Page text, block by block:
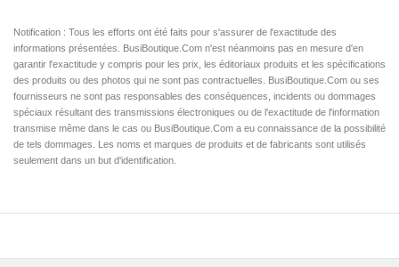
Notification : Tous les efforts ont été faits pour s'assurer de l'exactitude des
informations présentées. BusiBoutique.Com n'est néanmoins pas en mesure d'en
garantir l'exactitude y compris pour les prix, les éditoriaux produits et les spécifications
des produits ou des photos qui ne sont pas contractuelles. BusiBoutique.Com ou ses
fournisseurs ne sont pas responsables des conséquences, incidents ou dommages
spéciaux résultant des transmissions électroniques ou de l'exactitude de l'information
transmise même dans le cas ou BusiBoutique.Com a eu connaissance de la possibilité
de tels dommages. Les noms et marques de produits et de fabricants sont utilisés
seulement dans un but d'identification.